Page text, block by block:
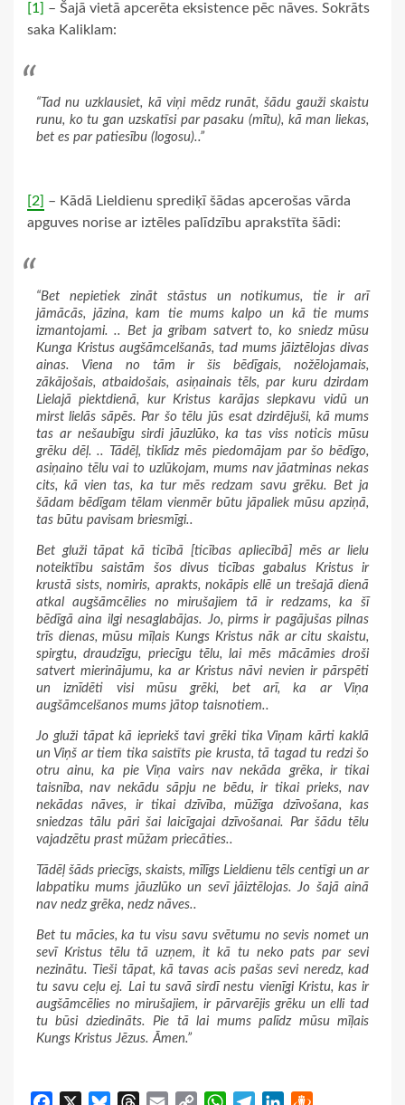
[1] – Šajā vietā apcerēta eksistence pēc nāves. Sokrāts
saka Kaliklam:
“Tad nu uzklausiet, kā viņi mēdz runāt, šādu gauži skaistu
runu, ko tu gan uzskatīsi par pasaku (mītu), kā man liekas,
bet es par patiesību (logosu)..”
[2] – Kādā Lieldienu sprediķī šādas apcerošas vārda
apguves norise ar iztēles palīdzību aprakstīta šādi:
“Bet nepietiek zināt stāstus un notikumus, tie ir arī
jāmācās, jāzina, kam tie mums kalpo un kā tie mums
izmantojami. .. Bet ja gribam satvert to, ko sniedz mūsu
Kunga Kristus augšāmcelšanās, tad mums jāiztēlojas divas
ainas. Viena no tām ir šis bēdīgais, nožēlojamais,
zākājošais, atbaidošais, asiņainais tēls, par kuru dzirdam
Lielajā piektdienā, kur Kristus karājas slepkavu vidū un
mirst lielās sāpēs. Par šo tēlu jūs esat dzirdējuši, kā mums
tas ar nešaubīgu sirdi jāuzlūko, ka tas viss noticis mūsu
grēku dēļ. .. Tādēļ, tiklīdz mēs piedomājam par šo bēdīgo,
asiņaino tēlu vai to uzlūkojam, mums nav jāatminas nekas
cits, kā vien tas, ka tur mēs redzam savu grēku. Bet ja
šādam bēdīgam tēlam vienmēr būtu jāpaliek mūsu apziņā,
tas būtu pavisam briesmīgi..
Bet gluži tāpat kā ticībā [ticības apliecībā] mēs ar lielu
noteiktību saistām šos divus ticības gabalus Kristus ir
krustā sists, nomiris, aprakts, nokāpis ellē un trešajā dienā
atkal augšāmcēlies no mirušajiem tā ir redzams, ka šī
bēdīgā aina ilgi nesaglabājas. Jo, pirms ir pagājušas pilnas
trīs dienas, mūsu mīļais Kungs Kristus nāk ar citu skaistu,
spirgtu, draudzīgu, priecīgu tēlu, lai mēs mācāmies droši
satvert mierinājumu, ka ar Kristus nāvi nevien ir pārspēti
un iznīdēti visi mūsu grēki, bet arī, ka ar Viņa
augšāmcelšanos mums jātop taisnotiem..
Jo gluži tāpat kā iepriekš tavi grēki tika Viņam kārti kaklā
un Viņš ar tiem tika saistīts pie krusta, tā tagad tu redzi šo
otru ainu, ka pie Viņa vairs nav nekāda grēka, ir tikai
taisnība, nav nekādu sāpju ne bēdu, ir tikai prieks, nav
nekādas nāves, ir tikai dzīvība, mūžīga dzīvošana, kas
sniedzas tālu pāri šai laicīgajai dzīvošanai. Par šādu tēlu
vajadzētu prast mūžam priecāties..
Tādēļ šāds priecīgs, skaists, mīlīgs Lieldienu tēls centīgi un ar
labpatiku mums jāuzlūko un sevī jāiztēlojas. Jo šajā ainā
nav nedz grēka, nedz nāves..
Bet tu mācies, ka tu visu savu svētumu no sevis nomet un
sevī Kristus tēlu tā uzņem, it kā tu neko pats par sevi
nezinātu. Tieši tāpat, kā tavas acis pašas sevi neredz, kad
tu savu ceļu ej. Lai tu savā sirdī nestu vienīgi Kristu, kas ir
augšāmcēlies no mirušajiem, ir pārvarējis grēku un elli tad
tu būsi dziedināts. Pie tā lai mums palīdz mūsu mīļais
Kungs Kristus Jēzus. Āmen.”